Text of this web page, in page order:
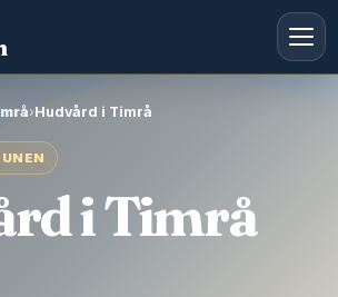
›Hudvård i Timrå
i Timrå